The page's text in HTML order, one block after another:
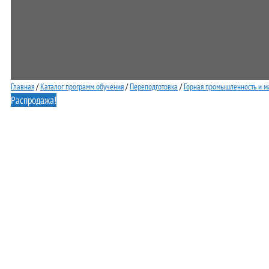
Главная/Каталог программ обучения/Переподготовка /Горная промышленность и
Распродажа!